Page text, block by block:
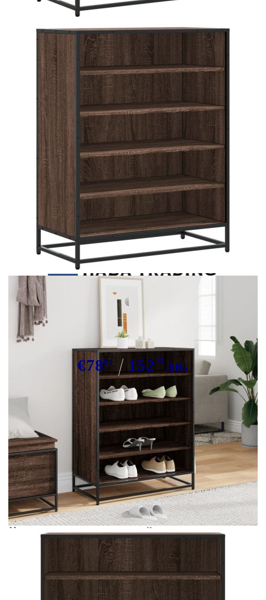
Сподели Tweet
Шкаф за обувки Кафяв дъб
Изработена дървесина и метал
€7800 15255лв.
В наличност: 45 бр.
Време за доставка: 5 до 9 дни
Безплатна доставка до адрес при плащане по банков път
Цвят:
Кафяв дъб
Материал:
Инженерно дърво, метал
Максимална товароносимост (обща):
Размери на отделенията (всяко):
72 x 35 x 15,5 cm (Ш x Д x В)